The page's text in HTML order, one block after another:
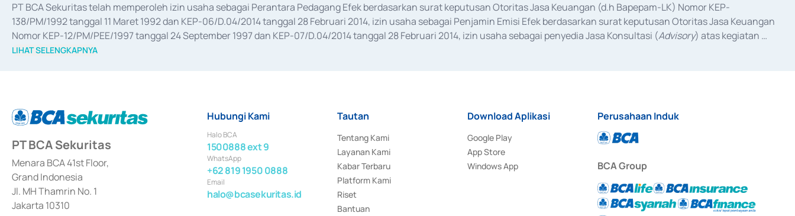
PT BCA Sekuritas telah memperoleh izin usaha sebagai Perantara Pedagang Efek berdasarkan surat keputusan Otoritas Jasa Keuangan (d.h Bapepam-LK) Nomor KEP-
138/PM/1992 tanggal 11 Maret 1992 dan KEP-06/D.04/2014 tanggal 28 Februari 2014, izin usaha sebagai Penjamin Emisi Efek berdasarkan surat keputusan Otoritas Jasa Keuangan
Nomor KEP-12/PM/PEE/1997 tanggal 24 September 1997 dan KEP-07/D.04/2014 tanggal 28 Februari 2014, izin usaha sebagai penyedia Jasa Konsultasi (Advisory) atas kegiatan
merger, akuisisi, divestasi, dan
LIHAT SELENGKAPNYA
PT BCA Sekuritas
Menara BCA 41st Floor,
Grand Indonesia
Jl. MH Thamrin No. 1
Jakarta 10310
Hubungi Kami
Halo BCA
1500888 ext 9
WhatsApp
+62 819 1950 0888
Email
halo@bcasekuritas.id
Tautan
Tentang Kami
Layanan Kami
Kabar Terbaru
Platform Kami
Riset
Bantuan
Download Aplikasi
Google Play
App Store
Windows App
Perusahaan Induk
BCA Group